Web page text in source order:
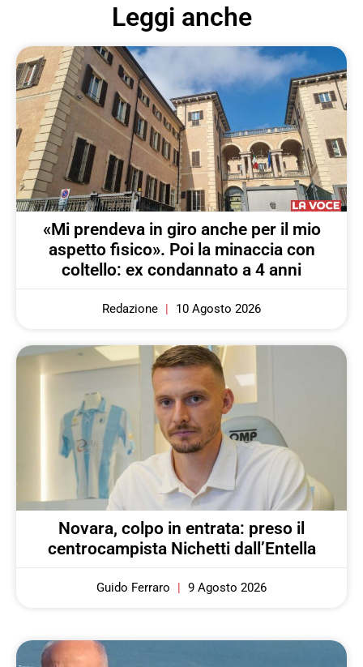
Leggi anche
«Mi prendeva in giro anche per il mio
aspetto fisico». Poi la minaccia con
coltello: ex condannato a 4 anni
Redazione 10 Agosto 2026
Novara, colpo in entrata: preso il
centrocampista Nichetti dall’Entella
Guido Ferraro 9 Agosto 2026